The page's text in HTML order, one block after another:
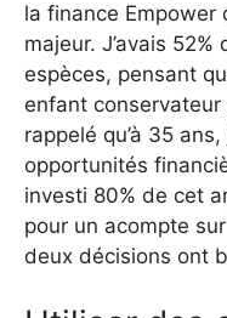
la finance Empower
majeur. J’avais
espèces, pensant
enfant conservateur
rappelé qu’à 35
opportunités
investi 80% de cet
pour un acompte
deux décisions ont